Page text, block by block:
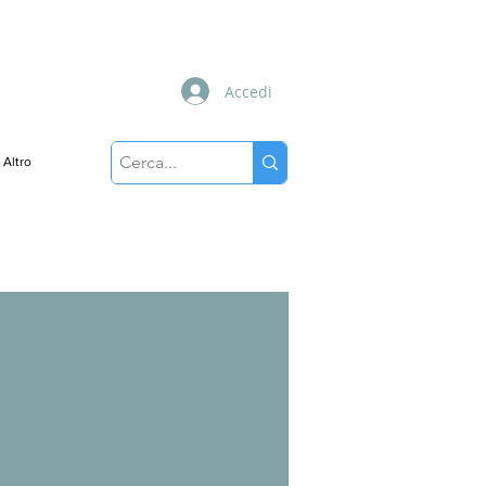
Altro
Accedi